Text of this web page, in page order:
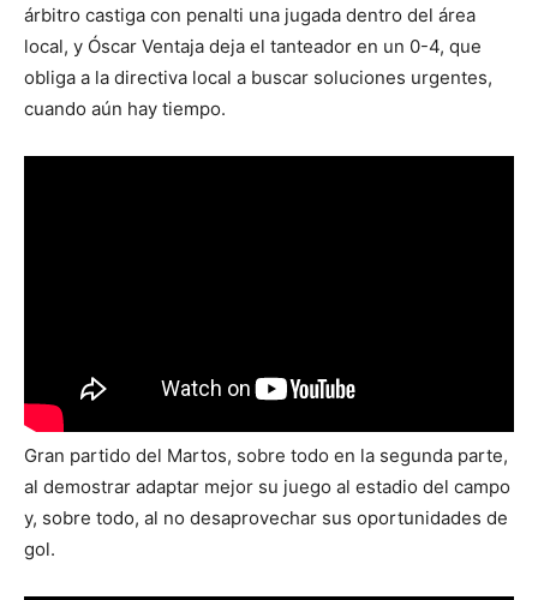
árbitro castiga con penalti una jugada dentro del área
local, y Óscar Ventaja deja el tanteador en un 0-4, que
obliga a la directiva local a buscar soluciones urgentes,
cuando aún hay tiempo.
Gran partido del Martos, sobre todo en la segunda parte,
al demostrar adaptar mejor su juego al estadio del campo
y, sobre todo, al no desaprovechar sus oportunidades de
gol.